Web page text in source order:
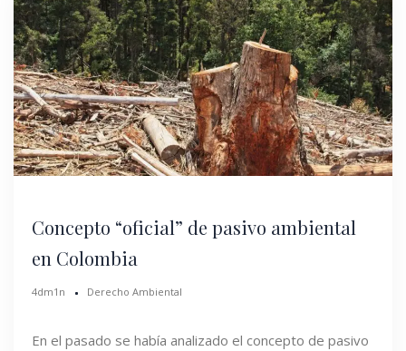
Concepto “oficial” de pasivo ambiental
en Colombia
4dm1n Derecho Ambiental
En el pasado se había analizado el concepto de pasivo